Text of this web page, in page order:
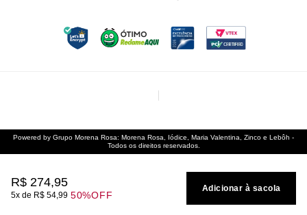
R$ 274,95
5 R$ 54,99 50%OFF
Adicionar à sacola
Powered by Grupo Morena Rosa: Morena Rosa, Iódice, Maria Valentina, Zinco e Lebôh -
Todos os direitos reservados.